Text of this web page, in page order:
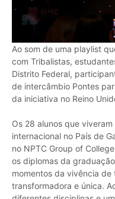
Ao som de uma playlist
com Tribalistas,
Distrito Federal,
de intercâmbio Pontes
da iniciativa no Reino
Os 28 alunos que
internacional no País de
no NPTC Group of
os diplomas da
momentos da vivência
transformadora e única.